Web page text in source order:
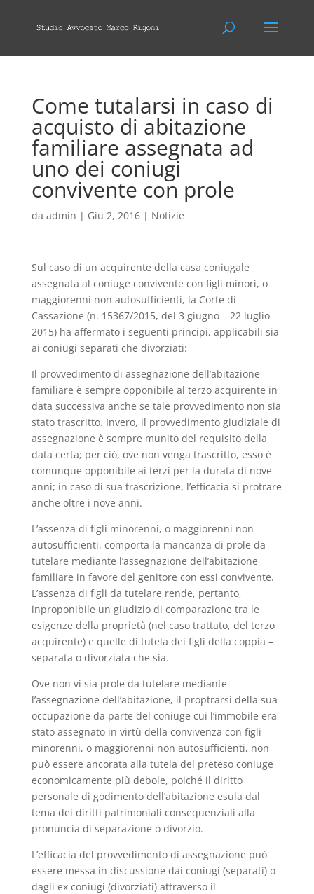
Come tutalarsi in caso di
acquisto di abitazione
familiare assegnata ad
uno dei coniugi
convivente con prole
da admin | Giu 2, 2016| Notizie
Sul caso di un acquirente della casa coniugale
assegnata al coniuge convivente con figli minori, o
maggiorenni non autosufficienti, la Corte di
Cassazione (n. 15367/2015, del 3 giugno – 22 luglio
2015) ha affermato i seguenti principi, applicabili sia
ai coniugi separati che divorziati:
Il provvedimento di assegnazione dell’abitazione
familiare è sempre opponibile al terzo acquirente in
data successiva anche se tale provvedimento non sia
stato trascritto. Invero, il provvedimento giudiziale di
assegnazione è sempre munito del requisito della
data certa; per ciò, ove non venga trascritto, esso è
comunque opponibile ai terzi per la durata di nove
anni; in caso di sua trascrizione, l’efficacia si protrare
anche oltre i nove anni.
L’assenza di figli minorenni, o maggiorenni non
autosufficienti, comporta la mancanza di prole da
tutelare mediante l’assegnazione dell’abitazione
familiare in favore del genitore con essi convivente.
L’assenza di figli da tutelare rende, pertanto,
inproponibile un giudizio di comparazione tra le
esigenze della proprietà (nel caso trattato, del terzo
acquirente) e quelle di tutela dei figli della coppia –
separata o divorziata che sia.
Ove non vi sia prole da tutelare mediante
l’assegnazione dell’abitazione, il proptrarsi della sua
occupazione da parte del coniuge cui l’immobile era
stato assegnato in virtù della convivenza con figli
minorenni, o maggiorenni non autosufficienti, non
può essere ancorata alla tutela del preteso coniuge
economicamente più debole, poiché il diritto
personale di godimento dell’abitazione esula dal
tema dei diritti patrimoniali consequenziali alla
pronuncia di separazione o divorzio.
L’efficacia del provvedimento di assegnazione può
essere messa in discussione dai coniugi (separati) o
dagli ex coniugi (divorziati) attraverso il